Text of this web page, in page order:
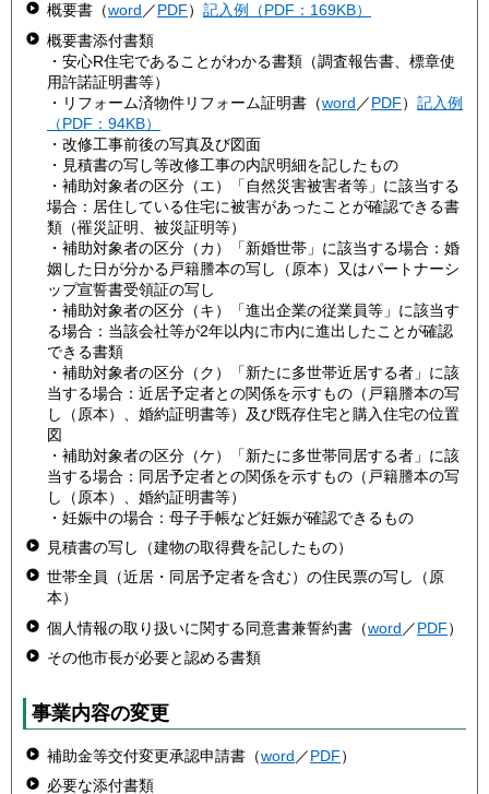
概要書（word／PDF） 記入例（PDF：169KB）
概要書添付書類
・安心R住宅であることがわかる書類（調査報告書、標章使
用許諾証明書等）
・リフォーム済物件リフォーム証明書（word ／PDF） 記入例
（PDF：94KB）
・改修工事前後の写真及び図面
・見積書の写し等改修工事の内訳明細を記したもの
・補助対象者の区分（エ）「自然災害被害者等」に該当する
場合：居住している住宅に被害があったことが確認できる書
類（罹災証明、被災証明等）
・補助対象者の区分（カ）「新婚世帯」に該当する場合：婚
姻した日が分かる戸籍謄本の写し（原本）又はパートナーシ
ップ宣誓書受領証の写し
・補助対象者の区分（キ）「進出企業の従業員等」に該当す
る場合：当該会社等が2年以内に市内に進出したことが確認
できる書類
・補助対象者の区分（ク）「新たに多世帯近居する者」に該
当する場合：近居予定者との関係を示すもの（戸籍謄本の写
し（原本）、婚約証明書等）及び既存住宅と購入住宅の位置
図
・補助対象者の区分（ケ）「新たに多世帯同居する者」に該
当する場合：同居予定者との関係を示すもの（戸籍謄本の写
し（原本）、婚約証明書等）
・妊娠中の場合：母子手帳など妊娠が確認できるもの
見積書の写し（建物の取得費を記したもの）
世帯全員（近居・同居予定者を含む）の住民票の写し（原
本）
個人情報の取り扱いに関する同意書兼誓約書（word ／PDF）
その他市長が必要と認める書類
事業内容の変更
補助金等交付変更承認申請書（word ／PDF）
必要な添付書類